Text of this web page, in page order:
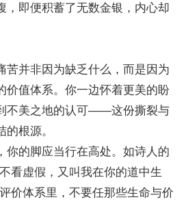
，即便积蓄了无数金银，内心却
并非因为缺乏什么，而是因为
价值体系。你一边怀着更美的盼
不美之地的认可——这份撕裂与
根源。
你的脚应当行在高处。如诗人的
看虚假，又叫我在你的道中生
价体系里，不要任那些生命与价